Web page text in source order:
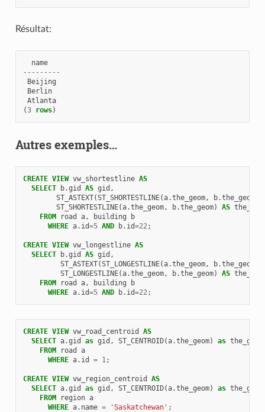
Résultat:
name
---------
Beijing
Berlin
Atlanta
(3 rows)
Autres exemples…
CREATE VIEW vw_shortestline AS
SELECT
b.gid AS gid ,
ST_ASTEXT(ST_SHORTESTLINE(a.the_geom, b.the_geom
ST_SHORTESTLINE(a.the_geom, b.the_geom) AS
FROM
road a, building
b
WHERE a. id=5 AND b. id=22;
CREATE VIEW vw_longestline AS
SELECT
b.gid AS gid ,
ST_ASTEXT(ST_LONGESTLINE(a.the_geom, b.the_geom
ST_LONGESTLINE(a.the_geom, b.the_geom) AS
FROM
road a, building
b
WHERE a. id=5 AND b. id=22;
CREATE VIEW vw_road_centroid
AS
SELECT a.gid as gid , ST_CENTROID(a.the_geom) as the_geom
FROM
road
a
WHERE a. id = 1;
CREATE VIEW vw_region_centroid
AS
SELECT a.gid as gid , ST_CENTROID(a.the_geom) as the_geom
FROM
region a
WHERE a. name = 'Saskatchewan' ;